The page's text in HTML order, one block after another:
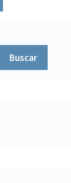
Buscar